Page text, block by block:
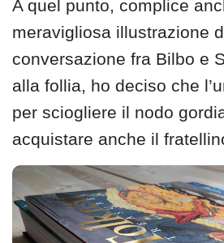
A quel punto, complice
meravigliosa illustrazione
conversazione fra Bilbo e
alla follia, ho deciso che
per sciogliere il nodo
acquistare anche il